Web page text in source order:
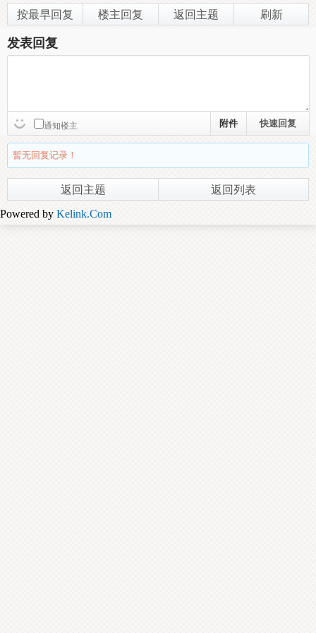
按最早回复 楼主回复 返回主题 刷新
发表回复
通知楼主 附件
暂无回复记录！
返回主题
返回列表
Powered by Kelink.Com